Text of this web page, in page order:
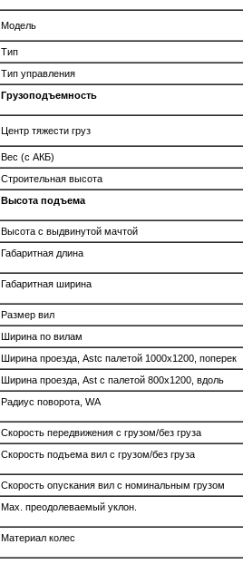
Модель
Тип
Тип управления
Грузоподъемность
Центр тяжести груз
Вес (с АКБ)
Строительная высота
Высота подъема
Высота с выдвинутой мачтой
Габаритная длина
Габаритная ширина
Размер вил
Ширина по вилам
Ширина проезда, Astс палетой 1000х1200, поперек
Ширина проезда, Ast с палетой 800х1200, вдоль
Радиус поворота, WA
Скорость передвижения с грузом/без груза
Скорость подъема вил с грузом/без груза
Скорость опускания вил с номинальным грузом
Мах. преодолеваемый уклон.
Материал колес